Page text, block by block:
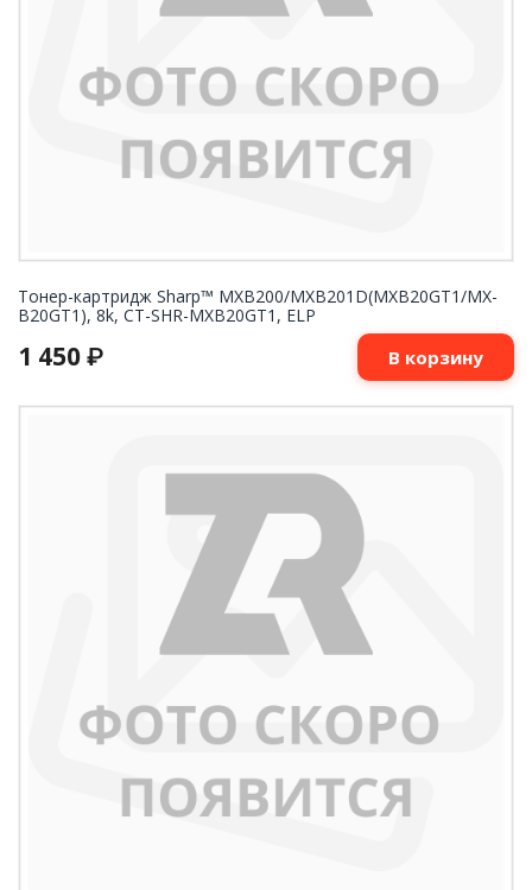
Тонер-картридж Sharp™ MXB200/MXB201D(MXB20GT1/MX-
B20GT1), 8k, CT-SHR-MXB20GT1, ELP
1 450 ₽ В корзину